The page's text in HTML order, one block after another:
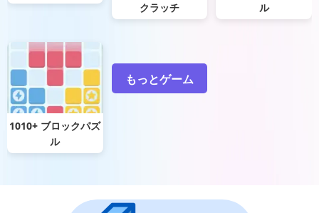
クラッチ
ル
1010+ ブロックパズ
ル
もっとゲーム